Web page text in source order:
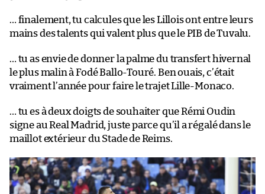
… finalement, tu calcules que les Lillois ont entre leurs
mains des talents qui valent plus que le PIB de Tuvalu.
… tu as envie de donner la palme du transfert hivernal
le plus malin à Fodé Ballo-Touré. Ben ouais, c’était
vraiment l’année pour faire le trajet Lille-Monaco.
… tu es à deux doigts de souhaiter que Rémi Oudin
signe au Real Madrid, juste parce qu’il a régalé dans le
maillot extérieur du Stade de Reims.